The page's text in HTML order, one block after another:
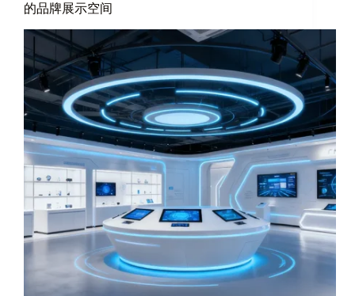
的品牌展示空间